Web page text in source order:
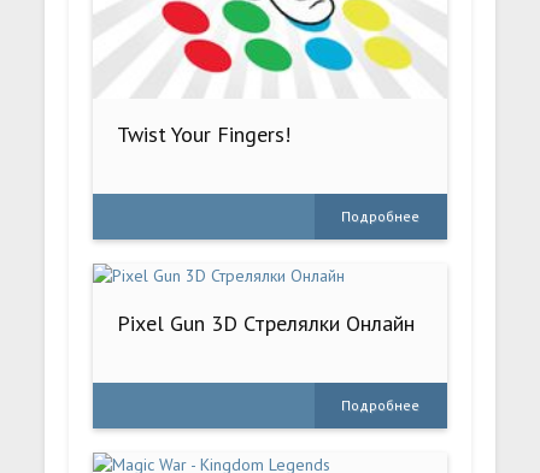
Twist Your Fingers!
Подробнее
Pixel Gun 3D Стрелялки Онлайн
Подробнее